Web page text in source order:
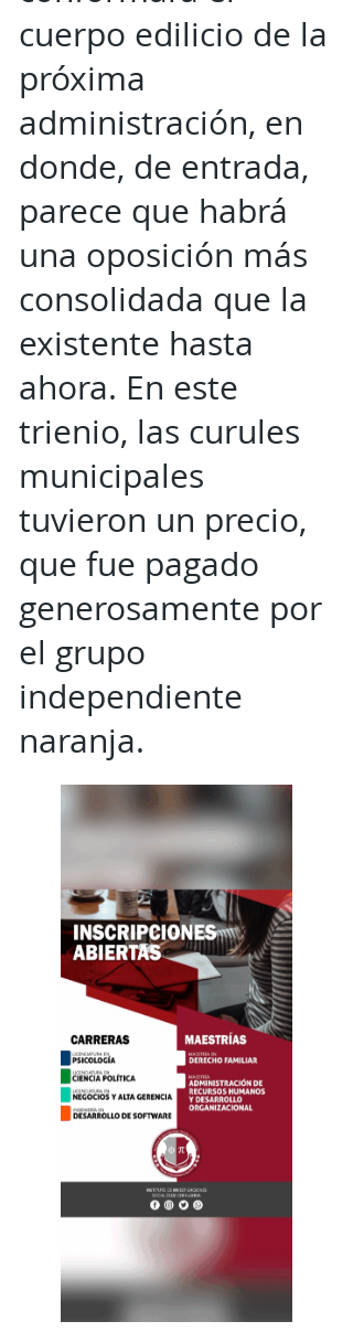
cuerpo edilicio de la
próxima
administración, en
donde, de entrada,
parece que habrá
una oposición más
consolidada que la
existente hasta
ahora. En este
trienio, las curules
municipales
tuvieron un precio,
que fue pagado
generosamente por
el grupo
independiente
naranja.